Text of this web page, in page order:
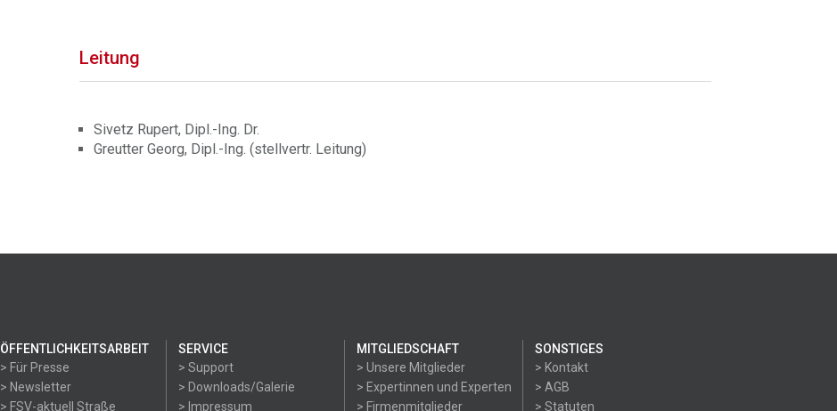
Leitung
Sivetz Rupert, Dipl.-Ing. Dr.
Greutter Georg, Dipl.-Ing. (stellvertr. Leitung)
ÖFFENTLICHKEITSARBEIT
> Für Presse
> Newsletter
> FSV-aktuell Straße
SERVICE
> Support
> Downloads/Galerie
> Impressum
MITGLIEDSCHAFT
> Unsere Mitglieder
> Expertinnen und Experten
> Firmenmitglieder
SONSTIGES
> Kontakt
> AGB
> Statuten